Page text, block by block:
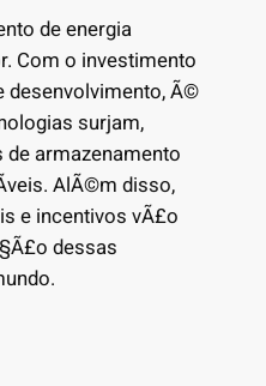
de energia
Com o investimento
desenvolvimento, Ã©
surjam,
armazenamento
AlÃ©m disso,
e incentivos vÃ£o
dessas